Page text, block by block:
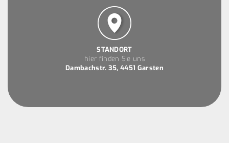
STANDORT
hier finden Sie uns
Dambachstr. 35, 4451 Garsten